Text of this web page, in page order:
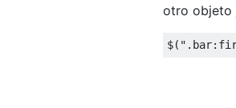
otro objeto
$(